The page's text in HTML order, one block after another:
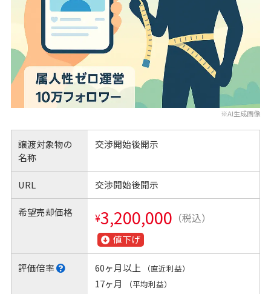
※AI生成画像
譲渡対象物の
名称
交渉開始後開示
URL 交渉開始後開示
希望売却価格 ¥3,200,000 （税込）
値下げ
評価倍率 60ヶ月以上 （直近利益）
17ヶ月 （平均利益）